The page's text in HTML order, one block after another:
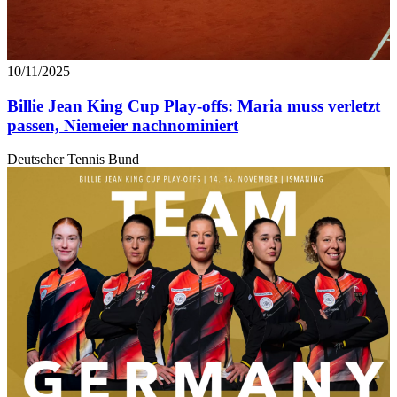
10/11/2025
Billie Jean King Cup Play-offs: Maria muss verletzt
passen, Niemeier nachnominiert
Deutscher Tennis Bund